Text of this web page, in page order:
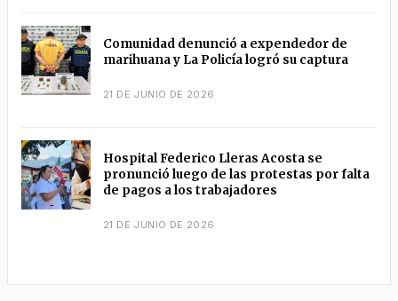
Comunidad denunció a expendedor de
marihuana y La Policía logró su captura
21 DE JUNIO DE 2026
Hospital Federico Lleras Acosta se
pronunció luego de las protestas por falta
de pagos a los trabajadores
21 DE JUNIO DE 2026